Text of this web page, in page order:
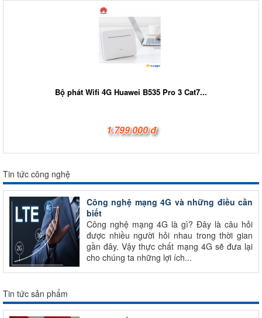
Bộ phát Wifi 4G Huawei B535 Pro 3 Cat7...
1.799.000 đ
Tin tức công nghệ
Công nghệ mạng 4G và những điều cần
biết
Công nghệ mạng 4G là gì? Đây là câu hỏi
được nhiều người hỏi nhau trong thời gian
gần đây. Vậy thực chất mạng 4G sẽ đưa lại
cho chúng ta những lợi ích...
Tin tức sản phẩm